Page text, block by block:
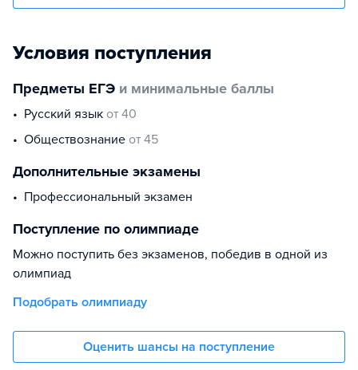
Условия поступления
Предметы ЕГЭ и минимальные баллы
русский язык от 40
обществознание от 45
Дополнительные экзамены
профессиональный экзамен
Поступление по олимпиаде
Можно поступить без экзаменов, победив в одной из
олимпиад
Подобрать олимпиаду
Оценить шансы на поступление